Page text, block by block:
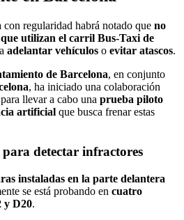
regularidad habrá notado que no
que utilizan el carril Bus-Taxi de
adelantar vehículos o evitar atascos.
de Barcelona, en conjunto
, ha iniciado una colaboración
para llevar a cabo una prueba piloto
artificial que busca frenar estas
para detectar infractores
instaladas en la parte delantera
se está probando en cuatro
y D20.